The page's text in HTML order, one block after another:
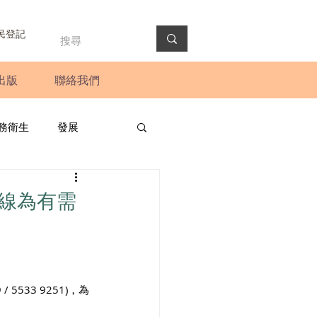
登記
版 聯絡我們
衛生 發展
圓桌會議
為有需
/ 5533 9251)，為